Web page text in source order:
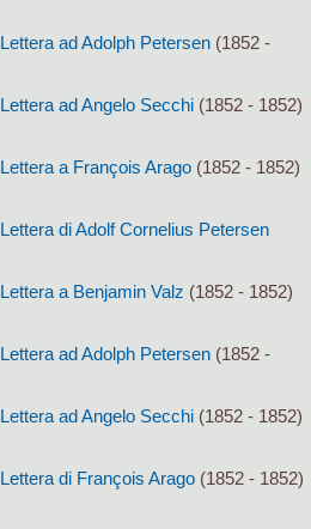
Lettera ad Adolph Petersen (1852 -
Lettera ad Angelo Secchi (1852 - 1852)
Lettera a François Arago (1852 - 1852)
Lettera di Adolf Cornelius Petersen
Lettera a Benjamin Valz (1852 - 1852)
Lettera ad Adolph Petersen (1852 -
Lettera ad Angelo Secchi (1852 - 1852)
Lettera di François Arago (1852 - 1852)